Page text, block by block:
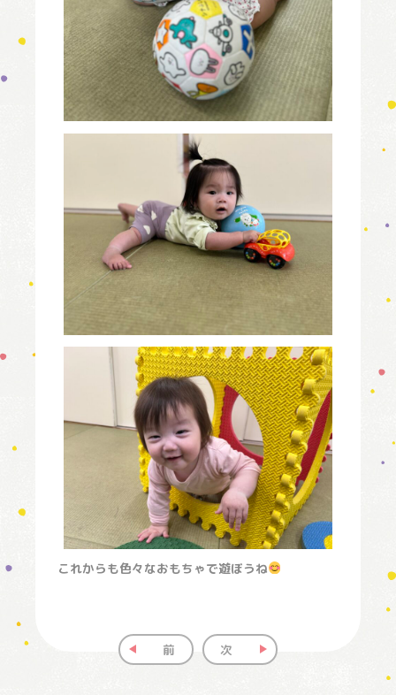
これからも色々なおもちゃで遊ぼうね
前 次